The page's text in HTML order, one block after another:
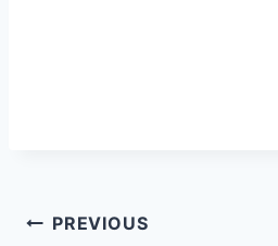
Post
PREVIOUS